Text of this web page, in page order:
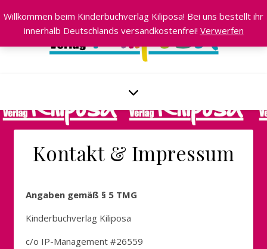
Willkommen beim Kinderbuchverlag Kiliposa! Bei uns bestellt ihr
innerhalb Deutschlands versandkostenfrei! Verwerfen
Kontakt & Impressum
Angaben gemäß § 5 TMG
Kinderbuchverlag Kiliposa
c/o IP-Management #26559